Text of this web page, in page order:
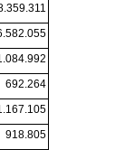
692.264
918.805